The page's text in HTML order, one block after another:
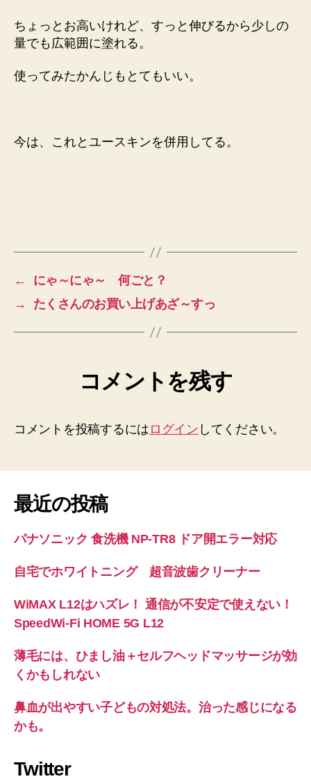
ちょっとお高いけれど、すっと伸びるから少しの
量でも広範囲に塗れる。
使ってみたかんじもとてもいい。
今は、これとユースキンを併用してる。
←
にゃ～にゃ～ 何ごと？
→
たくさんのお買い上げあざ～すっ
コメントを残す
コメントを投稿するには ログイン してください。
最近の投稿
パナソニック 食洗機 NP-TR8 ドア開エラー対応
自宅でホワイトニング 超音波歯クリーナー
WiMAX L12はハズレ！ 通信が不安定で使えない！
SpeedWi-Fi HOME 5G L12
薄毛には、ひまし油＋セルフヘッドマッサージが効
くかもしれない
鼻血が出やすい子どもの対処法。治った感じになる
かも。
Twitter